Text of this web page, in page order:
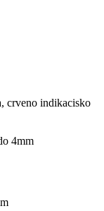
crveno indikacisko
4mm